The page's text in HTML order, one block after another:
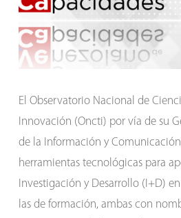
El Observatorio Nacional de
Innovación (Oncti) por vía de su
de la Información y
herramientas tecnológicas para
Investigación y Desarrollo (I+D)
las de formación, ambas con